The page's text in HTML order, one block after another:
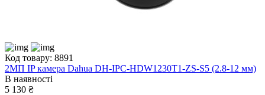
Код товару: 8891
2МП IP камера Dahua DH-IPC-HDW1230T1-ZS-S5 (2.8-12 мм)
В наявності
5 130 ₴